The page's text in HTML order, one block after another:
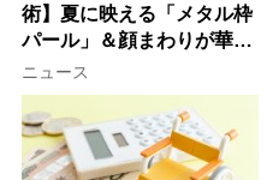
術】夏に映える「メタル枠
パール」＆顔まわりが華や
ぐ「揺れる一粒」の使い分
け方
ニュース